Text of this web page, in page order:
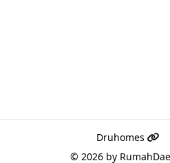
Druhomes
© 2026 by